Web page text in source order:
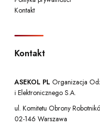
Kontakt
Kontakt
ASEKOL PL Organizacja
i Elektronicznego S.A.
ul. Komitetu Obrony
02-146 Warszawa